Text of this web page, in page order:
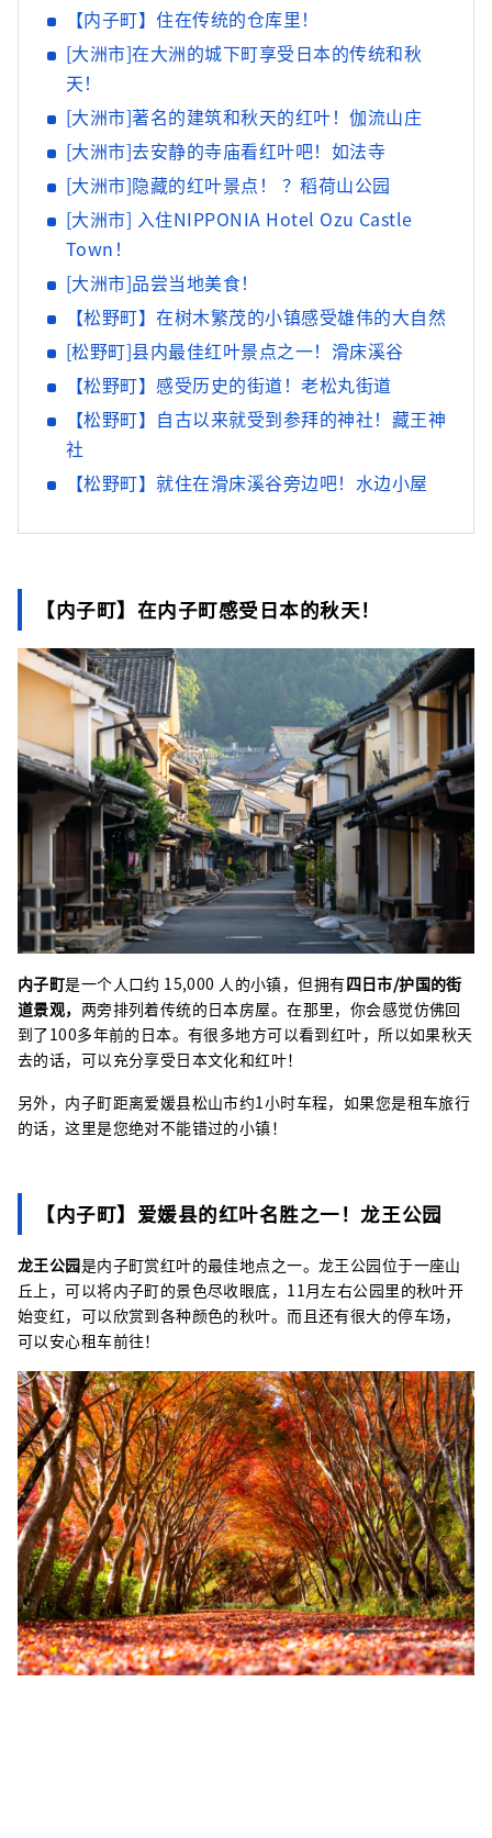
【内子町】住在传统的仓库里！
[大洲市]在大洲的城下町享受日本的传统和秋
天！
[大洲市]著名的建筑和秋天的红叶！伽流山庄
[大洲市]去安静的寺庙看红叶吧！如法寺
[大洲市]隐藏的红叶景点！ ？稻荷山公园
[大洲市] 入住NIPPONIA Hotel Ozu Castle
Town！
[大洲市]品尝当地美食！
【松野町】在树木繁茂的小镇感受雄伟的大自然
[松野町]县内最佳红叶景点之一！滑床溪谷
【松野町】感受历史的街道！老松丸街道
【松野町】自古以来就受到参拜的神社！藏王神
社
【松野町】就住在滑床溪谷旁边吧！水边小屋
【内子町】在内子町感受日本的秋天！
内子町是一个人口约 15,000 人的小镇，但拥有四日市/护国的街
道景观， 两旁排列着传统的日本房屋。在那里，你会感觉仿佛回
到了100多年前的日本。有很多地方可以看到红叶，所以如果秋天
去的话，可以充分享受日本文化和红叶！
另外，内子町距离爱媛县松山市约1小时车程，如果您是租车旅行
的话，这里是您绝对不能错过的小镇！
【内子町】爱媛县的红叶名胜之一！龙王公园
龙王公园是内子町赏红叶的最佳地点之一。龙王公园位于一座山
丘上，可以将内子町的景色尽收眼底，11月左右公园里的秋叶开
始变红，可以欣赏到各种颜色的秋叶。而且还有很大的停车场，
可以安心租车前往！